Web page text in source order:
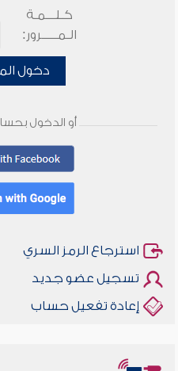
كـلـــمـة
الـمـــــرور:
دخول
أو الدخول
استرجاع الرمز السري
تسجيل عضو جديد
إعادة تفعيل حساب